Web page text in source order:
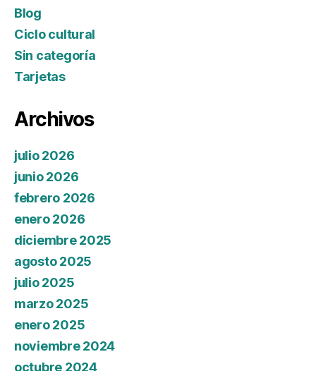
Blog
Ciclo cultural
Sin categoría
Tarjetas
Archivos
julio 2026
junio 2026
febrero 2026
enero 2026
diciembre 2025
agosto 2025
julio 2025
marzo 2025
enero 2025
noviembre 2024
octubre 2024